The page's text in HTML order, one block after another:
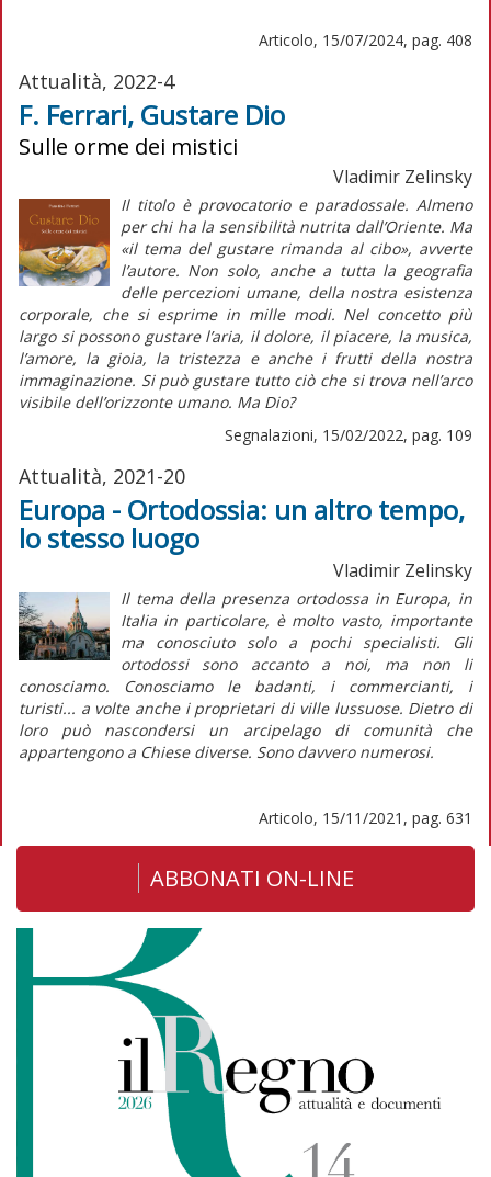
Articolo, 15/07/2024, pag. 408
Attualità, 2022-4
F. Ferrari, Gustare Dio
Sulle orme dei mistici
Vladimir Zelinsky
Il titolo è provocatorio e paradossale. Almeno
per chi ha la sensibilità nutrita dall’Oriente. Ma
«il tema del gustare rimanda al cibo», avverte
l’autore. Non solo, anche a tutta la geografia
delle percezioni umane, della nostra esistenza
corporale, che si esprime in mille modi. Nel concetto più
largo si possono gustare l’aria, il dolore, il piacere, la musica,
l’amore, la gioia, la tristezza e anche i frutti della nostra
immaginazione. Si può gustare tutto ciò che si trova nell’arco
visibile dell’orizzonte umano. Ma Dio?
Segnalazioni, 15/02/2022, pag. 109
Attualità, 2021-20
Europa - Ortodossia: un altro tempo,
lo stesso luogo
Vladimir Zelinsky
Il tema della presenza ortodossa in Europa, in
Italia in particolare, è molto vasto, importante
ma conosciuto solo a pochi specialisti. Gli
ortodossi sono accanto a noi, ma non li
conosciamo. Conosciamo le badanti, i commercianti, i
turisti... a volte anche i proprietari di ville lussuose. Dietro di
loro può nascondersi un arcipelago di comunità che
appartengono a Chiese diverse. Sono davvero numerosi.
Articolo, 15/11/2021, pag. 631
ABBONATI ON-LINE